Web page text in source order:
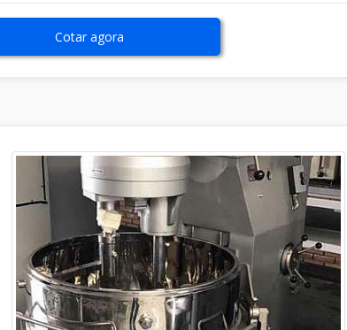
Cotar agora